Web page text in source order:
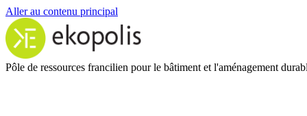
Aller au contenu principal
Pôle de ressources francilien pour le bâtiment et l'aménagement